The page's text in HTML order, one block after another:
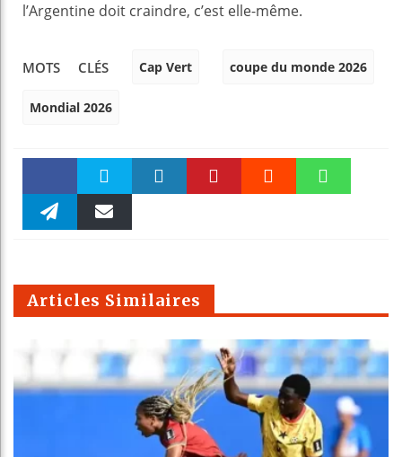
l’Argentine doit craindre, c’est elle-même.
MOTS CLÉS Cap Vert coupe du monde 2026
Mondial 2026
Faceboo Twitter
m
Articles Similaires